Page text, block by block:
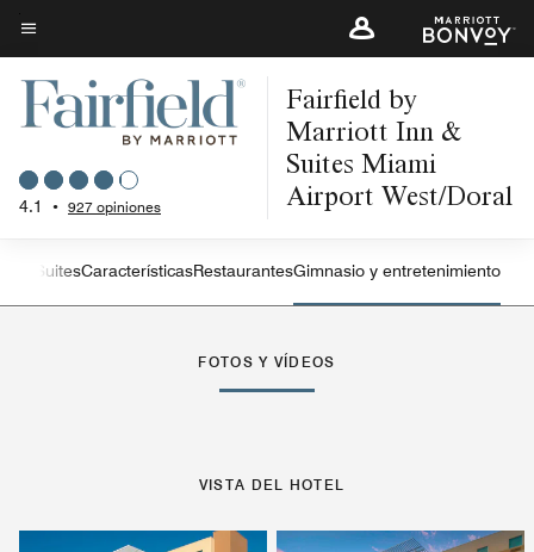
Skip
to
main
content
Texto del menú
4.1 • 927 opiniones
Fairfield by
Marriott Inn &
Suites Miami
Airport West/Doral
Flecha izquierda
SuitesCaracterísticasRestaurantesGimnasio y entretenimiento
FOTOS Y VÍDEOS
VISTA DEL HOTEL